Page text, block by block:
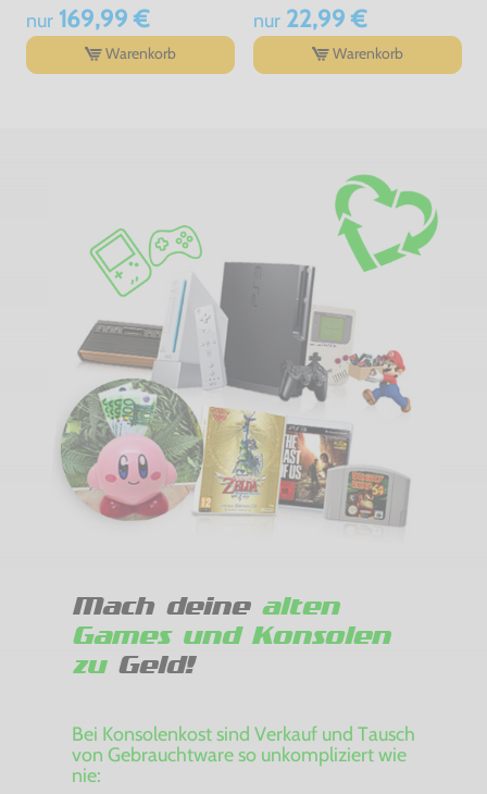
nur169,99 €
Warenkorb
nur22,99 €
Warenkorb
Mach deine alten
Games und Konsolen
zuGeld!
Bei Konsolenkost sind Verkauf und Tausch
von Gebrauchtware so unkompliziert wie
nie: